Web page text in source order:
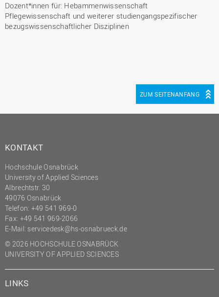
Dozent*innen für: Hebammenwissenschaft
Pflegewissenschaft und weiterer studiengangspezifischer
bezugswissenschaftlicher Disziplinen
ZUM SEITENANFANG
KONTAKT
Hochschule Osnabrück
University of Applied Sciences
Albrechtstr. 30
49076 Osnabrück
Telefon: +49 541 969-0
Fax: +49 541 969-2066
E-Mail: servicedesk@hs-osnabrueck.de
© 2026 HOCHSCHULE OSNABRÜCK
UNIVERSITY OF APPLIED SCIENCES
LINKS